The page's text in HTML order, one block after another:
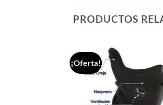
PRODUCTOS
¡Oferta!